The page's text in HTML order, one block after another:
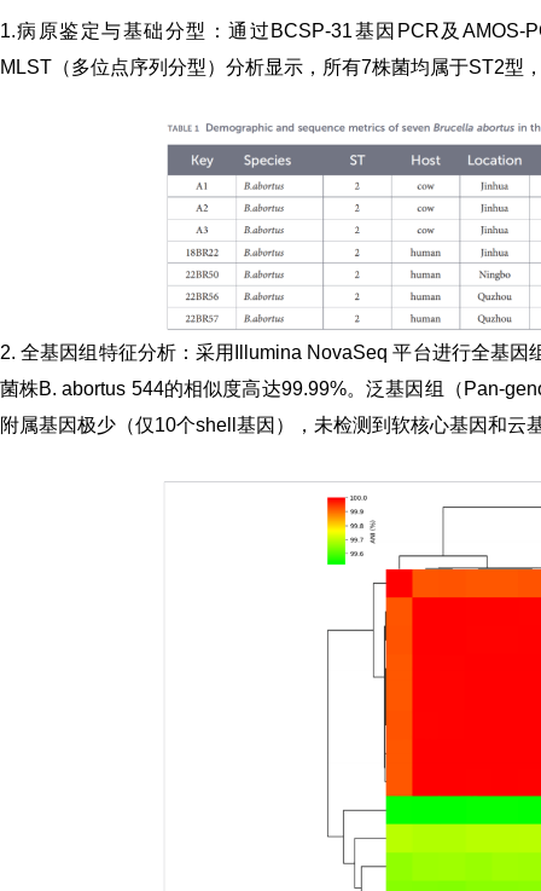
1.病原鉴定与基础分型 ：通过BCSP-31基因PCR及
MLST（多位点序列分型）分析显示，所有7株菌均属于ST2型
2. 全基因组特征分析：采用 Illumina NovaSeq 平台进行全基因
菌株B. abortus 544的相似度高达99.99%。泛基因组（Pan-
附属基因极少（仅10个shell基因），未检测到软核心基因和云
《体外诊断资讯》